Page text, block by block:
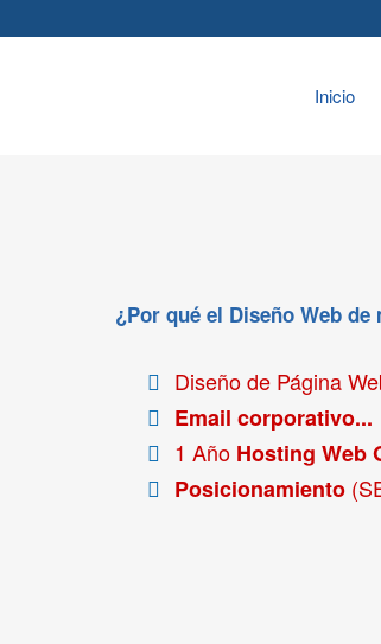
Inicio
¿Por qué el Diseño Web
Diseño de Página
Email corporativo...
1 Año Hosting Web
Posicionamiento